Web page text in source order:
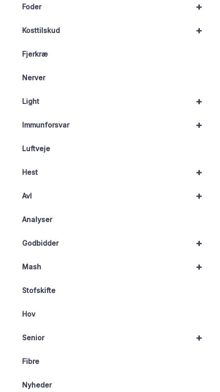
+
Foder
+
Kosttilskud
Fjerkræ
Nerver
+
Light
+
Immunforsvar
Luftveje
+
Hest
+
Avl
Analyser
+
Godbidder
+
Mash
Stofskifte
Hov
+
Senior
Fibre
Nyheder